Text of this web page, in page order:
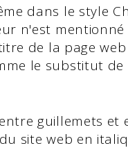
dans le style
n'est mentionné
de la page
le substitut de
guillemets et
site web en